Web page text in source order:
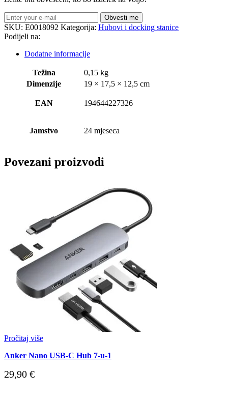
Obvesti me
SKU: E0018092 Kategorija: Hubovi i docking stanice
Podijeli na:
Dodatne informacije
Težina
0,15 kg
Dimenzije
19 × 17,5 × 12,5 cm
EAN 194644227326
Jamstvo 24 mjeseca
Povezani proizvodi
Pročitaj više
Anker Nano USB-C Hub 7-u-1
29,90 €